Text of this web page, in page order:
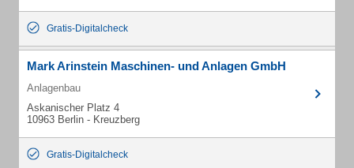
Gratis-Digitalcheck
Mark Arinstein Maschinen- und Anlagen GmbH
Anlagenbau
Askanischer Platz 4
10963 Berlin - Kreuzberg
Gratis-Digitalcheck